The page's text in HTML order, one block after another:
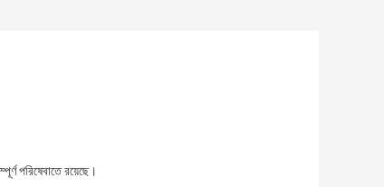
পরিষেবাতে রয়েছে।